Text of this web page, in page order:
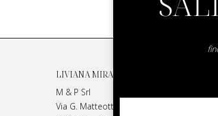
LIVIANA MIRARCHI
M & P Srl
Via G. Matteotti, 91